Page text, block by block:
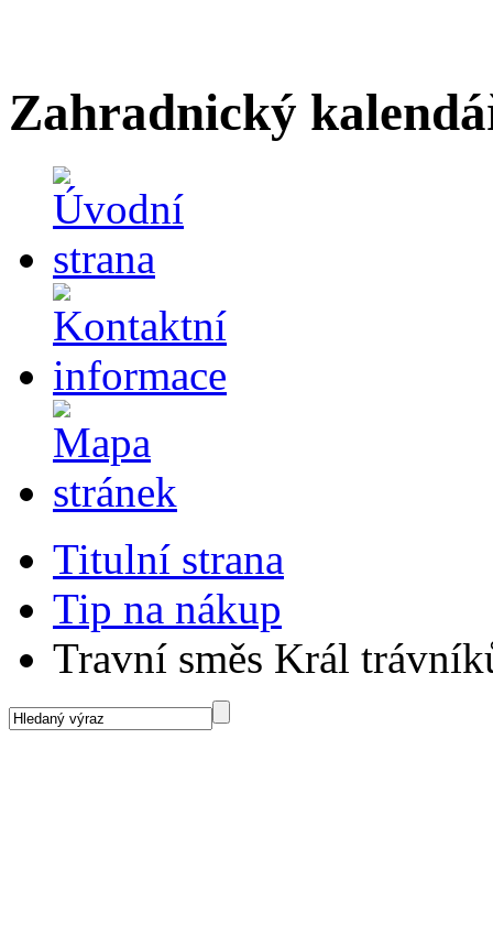
Zahradnický
Titulní strana
Tip na nákup
Travní směs Král